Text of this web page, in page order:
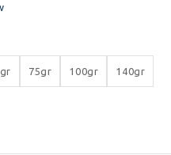
75gr 100gr 140gr